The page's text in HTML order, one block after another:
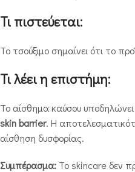
Τι πιστεύεται:
Το τσούξιμο σημαίνει ότι το
Τι λέει η επιστήμη:
Το αίσθημα καύσου υποδηλώνει
skin barrier. Η
αίσθηση δυσφορίας.
Συμπέρασμα: Το skincare δεν